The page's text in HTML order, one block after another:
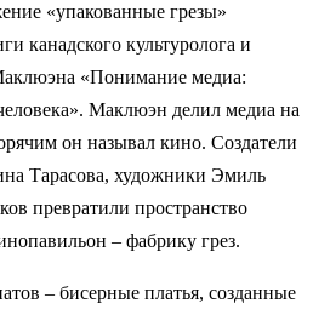
«упакованные грезы»
канадского культуролога и
«Понимание медиа:
Маклюэн делил медиа на
он называл кино. Создатели
Тарасова, художники Эмиль
превратили пространство
– фабрику грез.
– бисерные платья, созданные